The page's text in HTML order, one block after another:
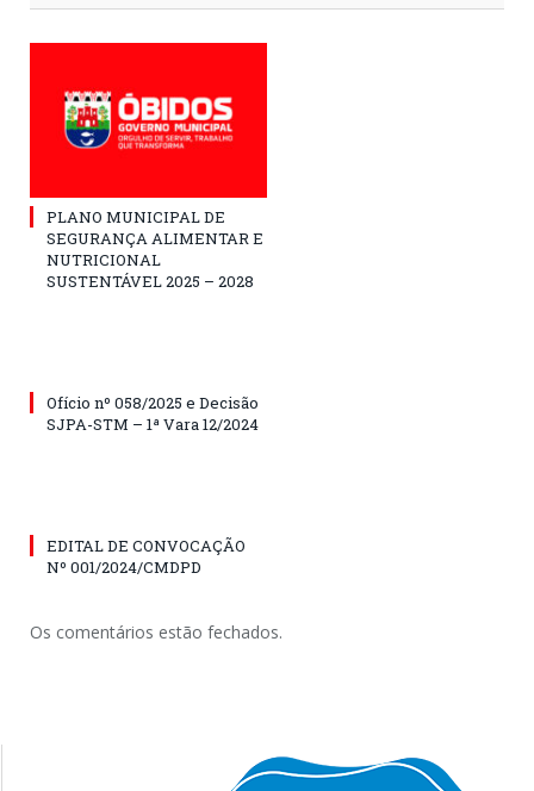
PLANO MUNICIPAL DE
SEGURANÇA ALIMENTAR E
NUTRICIONAL
SUSTENTÁVEL 2025 – 2028
Ofício nº 058/2025 e Decisão
SJPA-STM – 1ª Vara 12/2024
EDITAL DE CONVOCAÇÃO
Nº 001/2024/CMDPD
Os comentários estão fechados.